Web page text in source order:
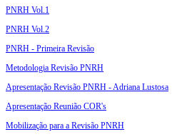
PNRH Vol.1
PNRH Vol.2
PNRH - Primeira Revisão
Metodologia Revisão PNRH
Apresentação Revisão PNRH - Adriana Lustosa
Apresentação Reunião COR's
Mobilização para a Revisão PNRH